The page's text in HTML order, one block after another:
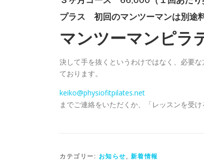
プラス 初回のマンツーマンは別途
マンツーマンピラ
決して手を抜くというわけではなく、必要
ております。
keiko@physiofitpilates.net
までご連絡をいただくか、「レッスンを受
カテゴリー: お知らせ, 新着情報